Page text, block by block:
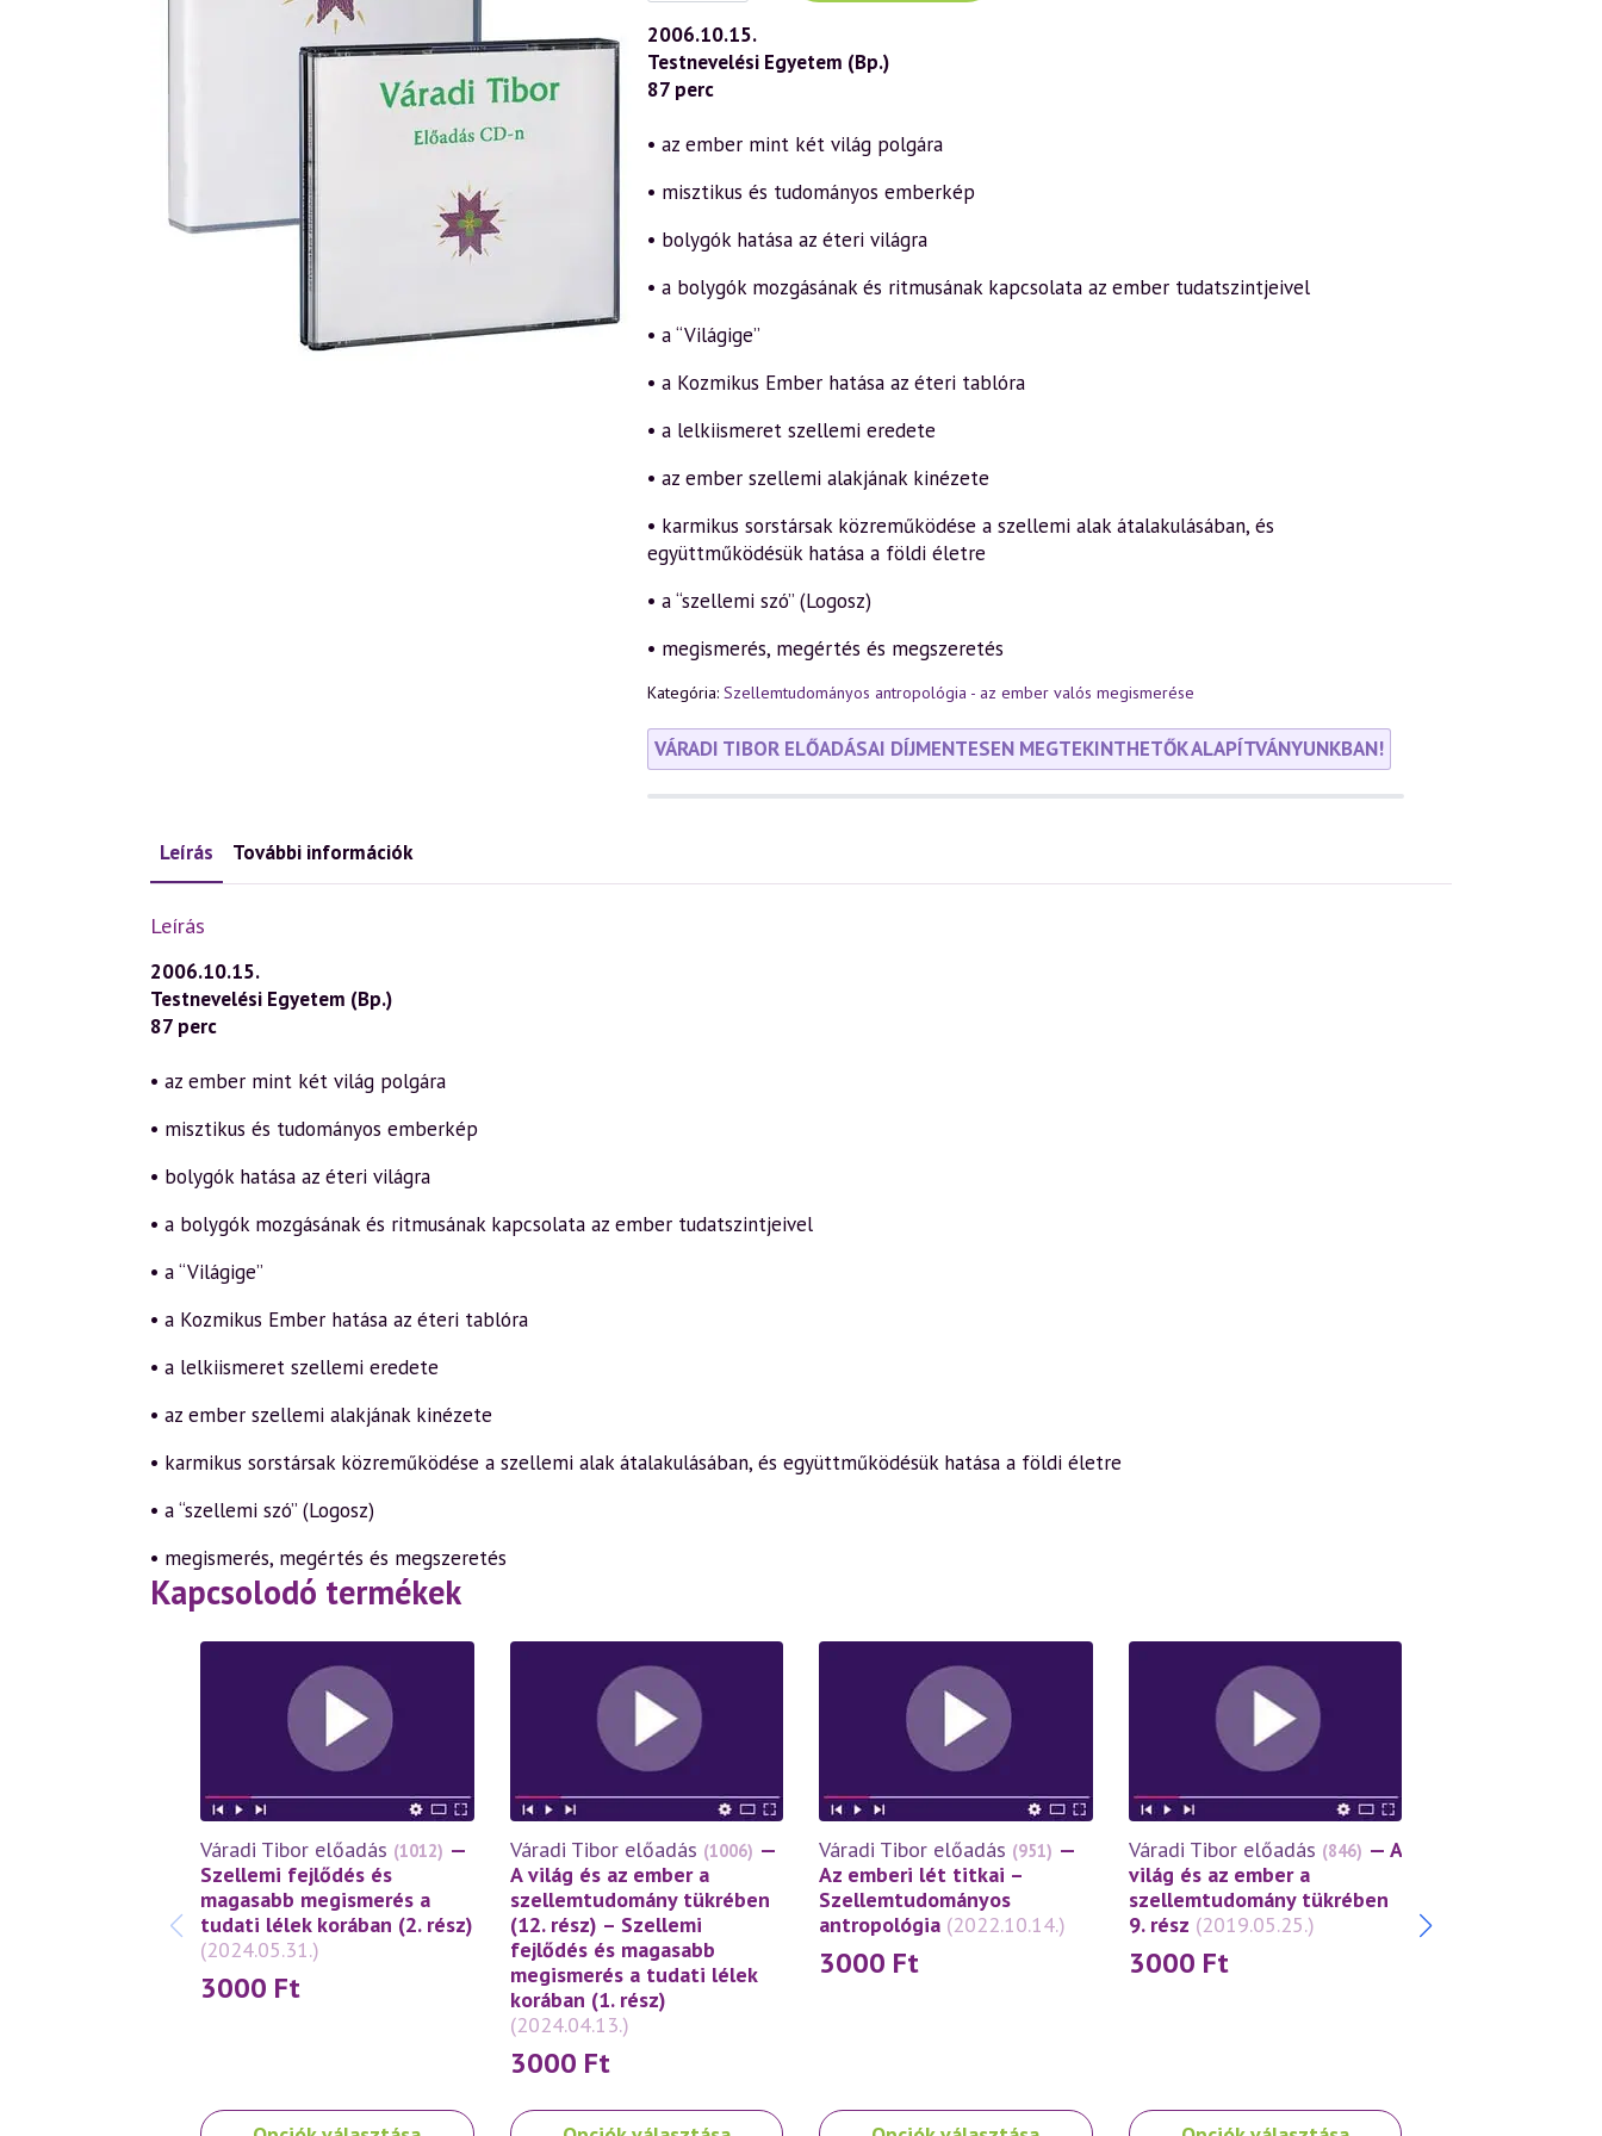
(428)
—
Szellemtudományos
antropológia
6.
rész
mennyiség
2006.10.15.
Testnevelési Egyetem (Bp.)
87 perc
• az ember mint két világ polgára
• misztikus és tudományos emberkép
• bolygók hatása az éteri világra
• a bolygók mozgásának és ritmusának kapcsolata az ember tudatszintjeivel
• a “Világige”
• a Kozmikus Ember hatása az éteri tablóra
• a lelkiismeret szellemi eredete
• az ember szellemi alakjának kinézete
• karmikus sorstársak közreműködése a szellemi alak átalakulásában, és
együttműködésük hatása a földi életre
• a “szellemi szó” (Logosz)
• megismerés, megértés és megszeretés
Kategória: Szellemtudományos antropológia - az ember valós megismerése
VÁRADI TIBOR ELŐADÁSAI DÍJMENTESEN MEGTEKINTHETŐK ALAPÍTVÁNYUNKBAN!
Leírás További információk
Leírás
2006.10.15.
Testnevelési Egyetem (Bp.)
87 perc
• az ember mint két világ polgára
• misztikus és tudományos emberkép
• bolygók hatása az éteri világra
• a bolygók mozgásának és ritmusának kapcsolata az ember tudatszintjeivel
• a “Világige”
• a Kozmikus Ember hatása az éteri tablóra
• a lelkiismeret szellemi eredete
• az ember szellemi alakjának kinézete
• karmikus sorstársak közreműködése a szellemi alak átalakulásában, és együttműködésük hatása a földi életre
• a “szellemi szó” (Logosz)
• megismerés, megértés és megszeretés
Kapcsolodó termékek
Váradi Tibor előadás (1012) —
Szellemi fejlődés és
magasabb megismerés a
tudati lélek korában (2. rész)
(2024.05.31.)
3000 Ft
Ennek
Váradi Tibor előadás (1006) —
A világ és az ember a
szellemtudomány tükrében
(12. rész) – Szellemi
fejlődés és magasabb
megismerés a tudati lélek
korában (1. rész)
(2024.04.13.)
3000 Ft
Ennek
Váradi Tibor előadás (951) —
Az emberi lét titkai –
Szellemtudományos
antropológia (2022.10.14.)
3000 Ft
Ennek
Váradi Tibor előadás (846) — A
világ és az ember a
szellemtudomány tükrében
9. rész (2019.05.25.)
3000 Ft
Ennek